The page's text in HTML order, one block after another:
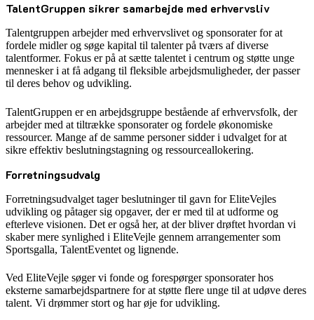
TalentGruppen sikrer samarbejde med erhvervsliv
Talentgruppen arbejder med erhvervslivet og sponsorater for at
fordele midler og søge kapital til talenter på tværs af diverse
talentformer. Fokus er på at sætte talentet i centrum og støtte unge
mennesker i at få adgang til fleksible arbejdsmuligheder, der passer
til deres behov og udvikling.
TalentGruppen er en arbejdsgruppe bestående af erhvervsfolk, der
arbejder med at tiltrække sponsorater og fordele økonomiske
ressourcer. Mange af de samme personer sidder i udvalget for at
sikre effektiv beslutningstagning og ressourceallokering.
Forretningsudvalg
Forretningsudvalget tager beslutninger til gavn for EliteVejles
udvikling og påtager sig opgaver, der er med til at udforme og
efterleve visionen. Det er også her, at der bliver drøftet hvordan vi
skaber mere synlighed i EliteVejle gennem arrangementer som
Sportsgalla, TalentEventet og lignende.
Ved EliteVejle søger vi fonde og forespørger sponsorater hos
eksterne samarbejdspartnere for at støtte flere unge til at udøve deres
talent. Vi drømmer stort og har øje for udvikling.